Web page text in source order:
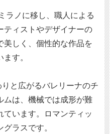
ラノに移し、職人による
ティストやデザイナーの
美しく、個性的な作品を
す。
と広がるバレリーナのチ
ムは、機械では成形が難
ています。ロマンティッ
ラスです。